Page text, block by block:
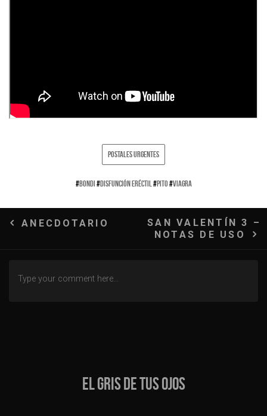
POSTALES URGENTES
#BONDI#DISFUNCIÓN ERÉCTIL #PITO#VIAGRA
Navegación
entradas
ANECDOTARIO
SAN VALENTÍN 3 –
NOTAS DE USO
EL GRIS DE TUS OJOS